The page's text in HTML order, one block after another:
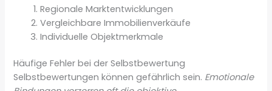
Regionale Marktentwicklungen
Vergleichbare Immobilienverkäufe
Individuelle Objektmerkmale
Häufige Fehler bei der Selbstbewertung
Selbstbewertungen können gefährlich sein. Emotionale